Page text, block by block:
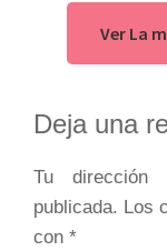
Ver La
con
los
lectores
Deja una
Tu dirección
publicada. Los
con *